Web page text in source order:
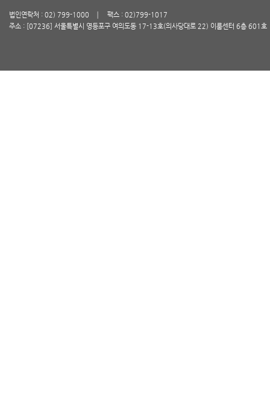
법인연락처 : 02) 799-1000
팩스 : 02)799-1017
주소 : [07236] 서울특별시 영등포구 여의도동 17-13호(의사당대로 22) 이룸센터 6층 601호